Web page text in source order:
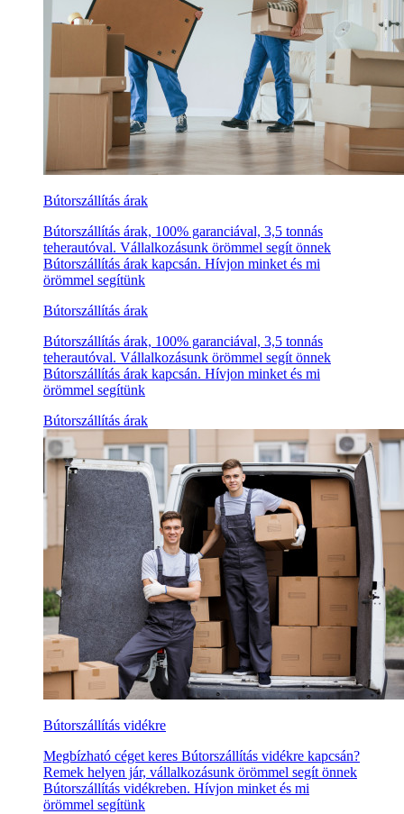
Bútorszállítás árak
Bútorszállítás árak, 100% garanciával, 3,5 tonnás
teherautóval. Vállalkozásunk örömmel segít önnek
Bútorszállítás árak kapcsán. Hívjon minket és mi
örömmel segítünk
Bútorszállítás árak
Bútorszállítás árak, 100% garanciával, 3,5 tonnás
teherautóval. Vállalkozásunk örömmel segít önnek
Bútorszállítás árak kapcsán. Hívjon minket és mi
örömmel segítünk
Bútorszállítás árak
Bútorszállítás vidékre
Megbízható céget keres Bútorszállítás vidékre kapcsán?
Remek helyen jár, vállalkozásunk örömmel segít önnek
Bútorszállítás vidékreben. Hívjon minket és mi
örömmel segítünk